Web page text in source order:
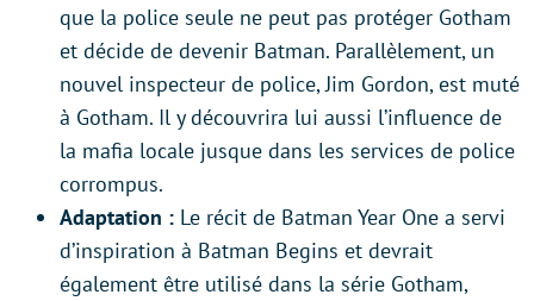
que la police seule ne peut pas protéger Gotham
et décide de devenir Batman. Parallèlement, un
nouvel inspecteur de police, Jim Gordon, est muté
à Gotham. Il y découvrira lui aussi l’influence de
la mafia locale jusque dans les services de police
corrompus.
Adaptation : Le récit de Batman Year One a servi
d’inspiration à Batman Begins et devrait
également être utilisé dans la série Gotham,